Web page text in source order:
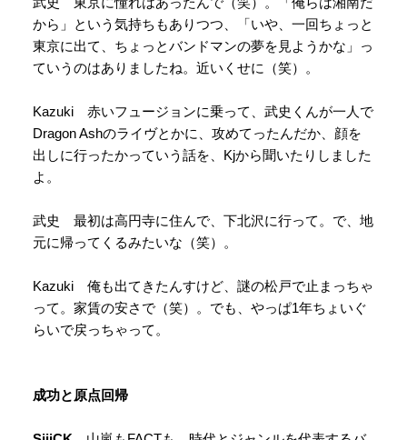
から」という気持ちもありつつ、「いや、一回ちょっと
東京に出て、ちょっとバンドマンの夢を見ようかな」っ
ていうのはありましたね。近いくせに（笑）。
Kazuki 赤いフュージョンに乗って、武史くんが一人で
Dragon Ashのライヴとかに、攻めてったんだか、顔を
出しに行ったかっていう話を、Kjから聞いたりしました
よ。
武史 最初は高円寺に住んで、下北沢に行って。で、地
元に帰ってくるみたいな（笑）。
Kazuki 俺も出てきたんすけど、謎の松戸で止まっちゃ
って。家賃の安さで（笑）。でも、やっぱ1年ちょいぐ
らいで戻っちゃって。
成功と原点回帰